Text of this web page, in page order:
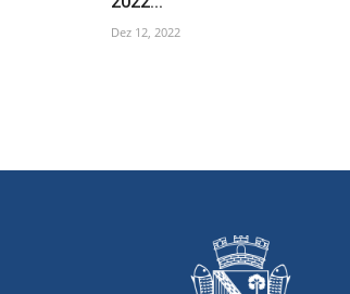
Dez 12, 2022